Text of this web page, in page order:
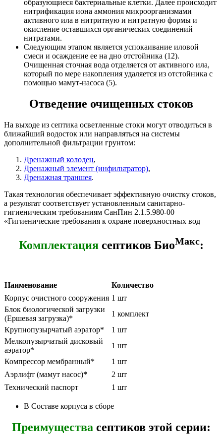
образующиеся бактериальные клетки. Далее происходит
нитрификация иона аммония микроорганизмами
активного ила в нитритную и нитратную формы и
окисление оставшихся органических соединений
нитратами.
Следующим этапом является успокаивание иловой
смеси и осаждение ее на дно отстойника (12).
Очищенная сточная вода отделяется от активного ила,
который по мере накопления удаляется из отстойника с
помощью мамут-насоса (5).
Отведение очищенных стоков
На выходе из септика осветленные стоки могут отводиться в
ближайший водосток или направляться на системы
дополнительной фильтрации грунтом:
Дренажный колодец,
Дренажный элемент (инфильтратор),
Дренажная траншея.
Такая технология обеспечивает эффективную очистку стоков,
а результат соответствует установленным санитарно-
гигиеническим требованиям СанПин 2.1.5.980-00
«Гигиенические требования к охране поверхностных вод
Комплектациясептиков БиоМакс:
Наименование
Количество
Корпус очистного сооружения 1 шт
Блок биологической загрузки
(Ершевая загрузка)*
1 комплект
Крупнопузырчатый аэратор*
1 шт
Мелкопузырчатый дисковый
аэратор*
1 шт
Компрессор мембранный*
1 шт
Аэрлифт (мамут насос)*
2 шт
Технический паспорт
1 шт
В Составе корпуса в сборе
Преимущества септиков этой серии: